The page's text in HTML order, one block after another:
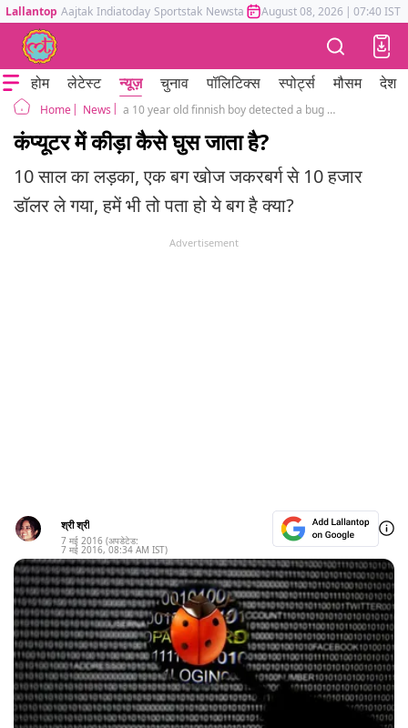
Lallantop Aajtak Indiatoday Sportstak Newstak Mumbai Tak Astrotak
August 08, 2026 | 07:40 IST
होम लेटेस्ट न्यूज़ चुनाव पॉलिटिक्स स्पोर्ट्स मौसम देश
Home News a 10 year old finnish boy detected a bug in instagram
कंप्यूटर में कीड़ा कैसे घुस जाता है?
10 साल का लड़का, एक बग खोज जकरबर्ग से 10 हजार
डॉलर ले गया, हमें भी तो पता हो ये बग है क्या?
Advertisement
श्री श्री
7 मई 2016 (अपडेटेड:
7 मई 2016, 08:34 AM IST)